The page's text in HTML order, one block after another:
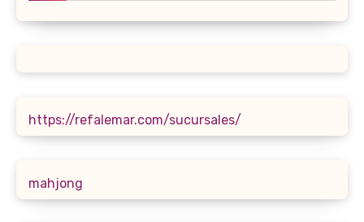
https://refalemar.com/sucursales/
mahjong